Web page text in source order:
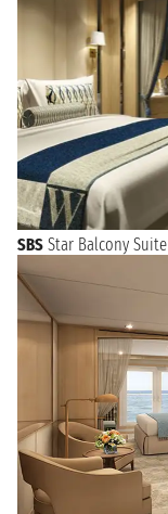
SBS Star Balcony Suite